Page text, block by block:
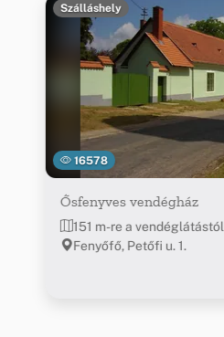
16578
Szálláshely
Ősfenyves vendégház
151 m-re a vendéglátástól
Fenyőfő, Petőfi u. 1.